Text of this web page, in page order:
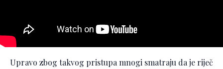
Upravo zbog takvog pristupa mnogi smatraju da je riječ